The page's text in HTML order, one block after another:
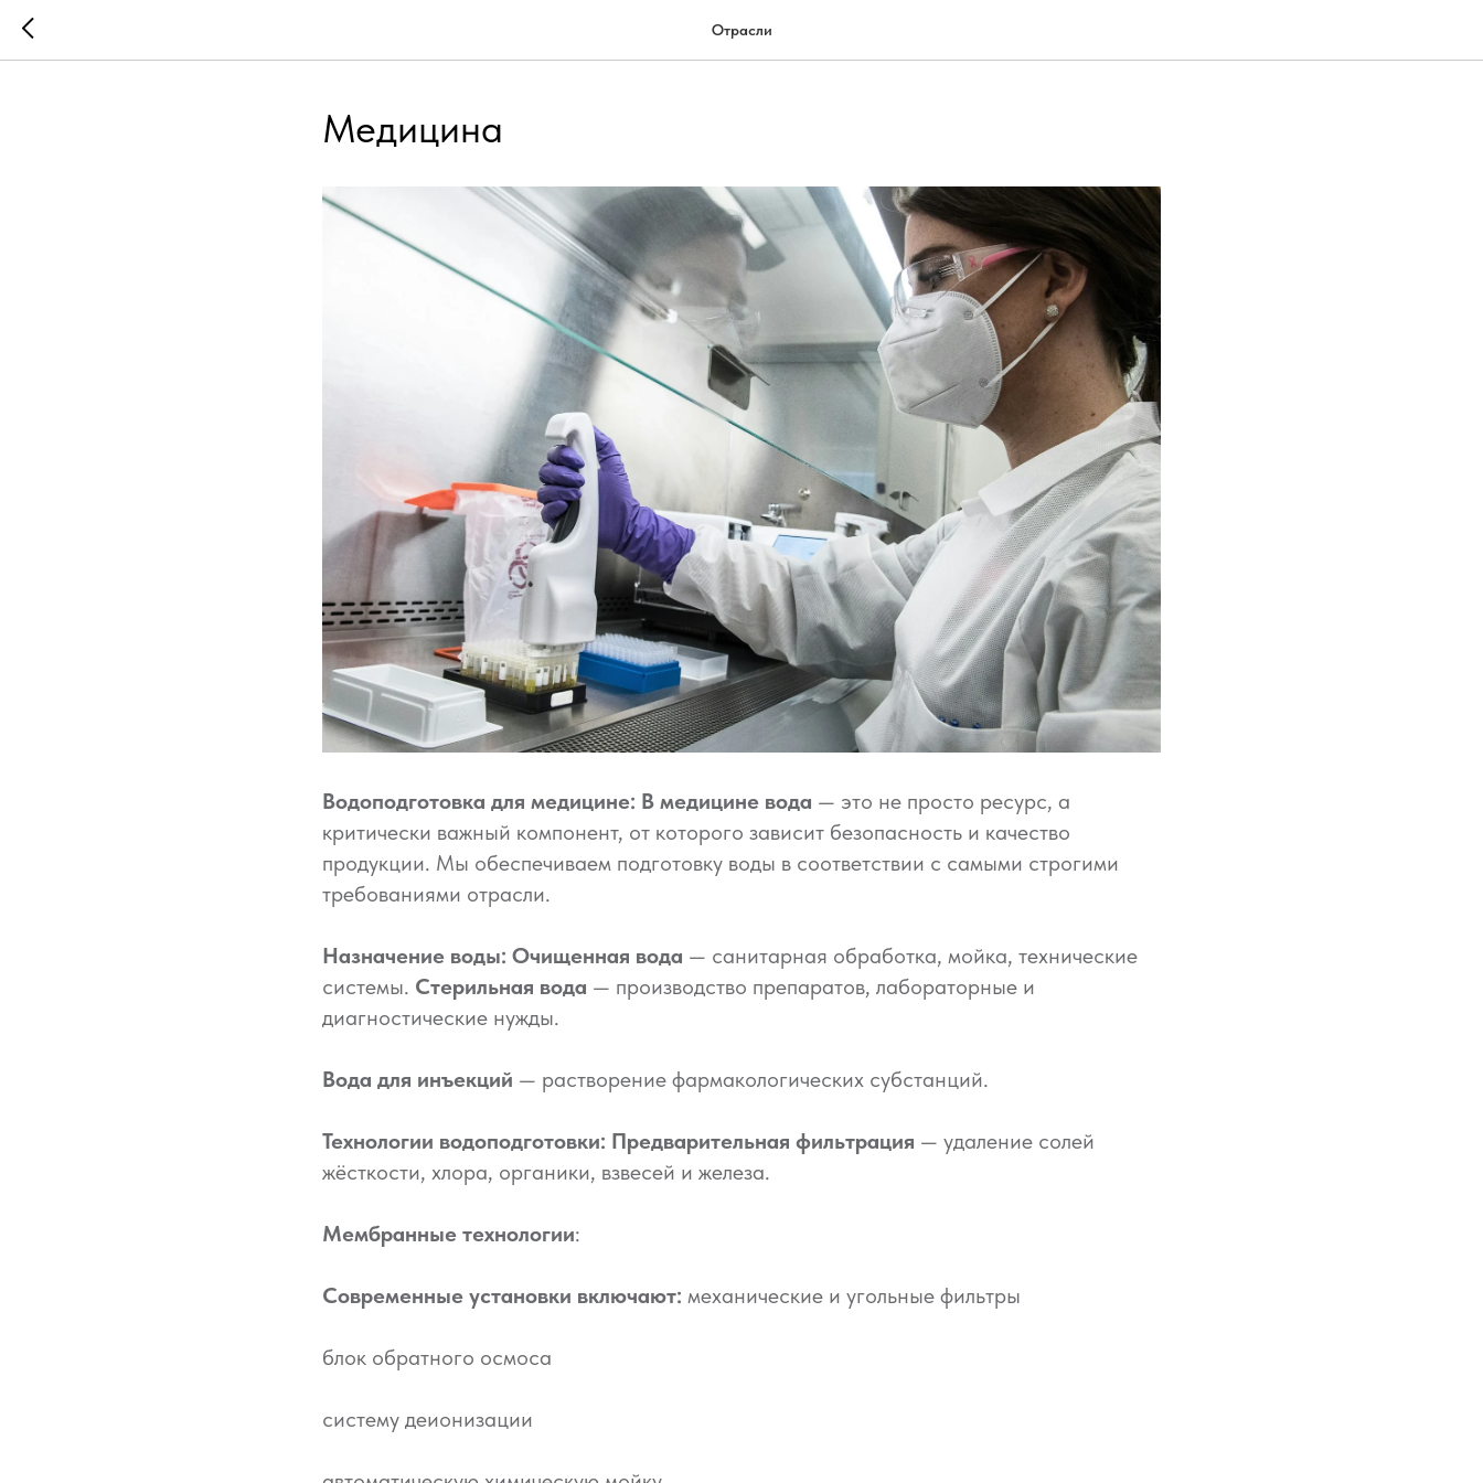
Отрасли
Медицина
Водоподготовка для медицине: В медицине вода — это не просто ресурс, а
критически важный компонент, от которого зависит безопасность и качество
продукции. Мы обеспечиваем подготовку воды в соответствии с самыми строгими
требованиями отрасли.
Назначение воды: Очищенная вода — санитарная обработка, мойка, технические
системы. Стерильная вода — производство препаратов, лабораторные и
диагностические нужды.
Вода для инъекций — растворение фармакологических субстанций.
Технологии водоподготовки: Предварительная фильтрация — удаление солей
жёсткости, хлора, органики, взвесей и железа.
Мембранные технологии:
Современные установки включают: механические и угольные фильтры
блок обратного осмоса
систему деионизации